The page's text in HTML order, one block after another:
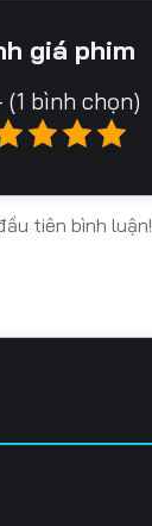
Tập 25
Tập 31
Tập 37
Tập 43
giá phim
bình chọn)